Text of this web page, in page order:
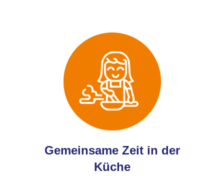
Gemeinsame Zeit in der
Küche